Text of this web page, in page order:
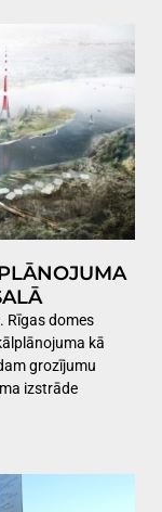
Rīgas domes
kā
grozījumu
izstrāde